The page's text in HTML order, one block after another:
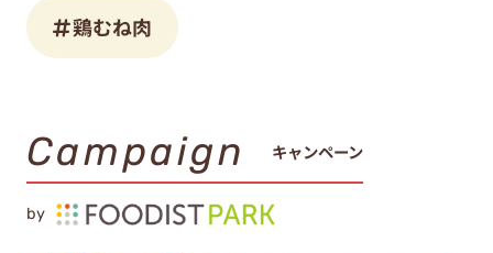
鶏むね肉
Campaign キャンペーン
by